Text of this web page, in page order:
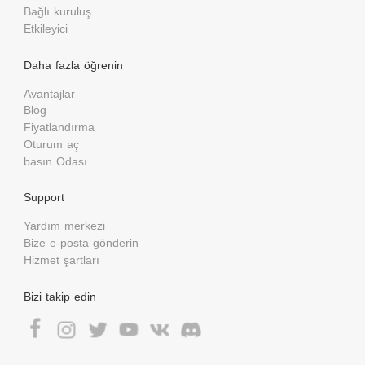
Bağlı kuruluş
Etkileyici
Daha fazla öğrenin
Avantajlar
Blog
Fiyatlandırma
Oturum aç
basın Odası
Support
Yardım merkezi
Bize e-posta gönderin
Hizmet şartları
Bizi takip edin